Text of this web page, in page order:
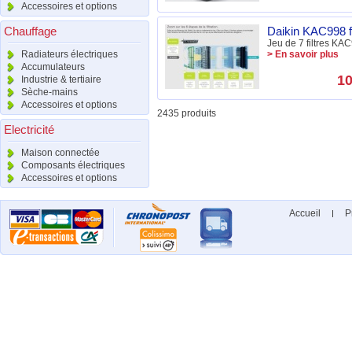
Accessoires et options
Chauffage
Radiateurs électriques
Accumulateurs
Industrie & tertiaire
Sèche-mains
Accessoires et options
Electricité
Maison connectée
Composants électriques
Accessoires et options
Daikin KAC998
Jeu de 7 filtres
> En savoir plus
2435 produits
Accueil